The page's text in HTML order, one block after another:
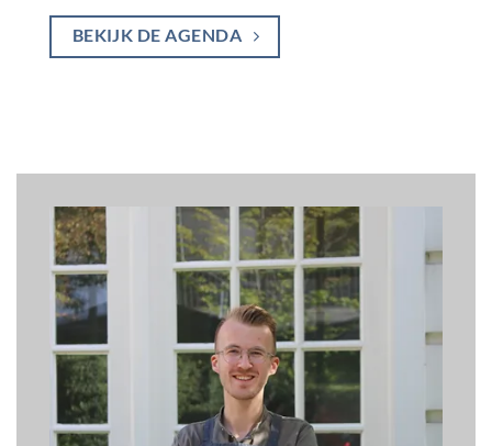
BEKIJK DE AGENDA